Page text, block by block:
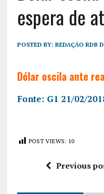
espera de
POSTED BY: REDAÇÃO RDB
Dólar oscila ante
Fonte: G1 21/02/
POST VIEWS: 10
Previous